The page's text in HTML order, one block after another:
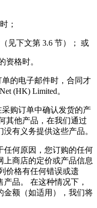
；
见下文第 3.6 节）； 或
资格时。
的电子邮件时，合同才
(HK) Limited。
购订单中确认发货的产
其他产品，在我们通过
有义务提供这些产品。
任何原因，您订购的任何
上商店的定价或产品信息
价格有任何错误或遗
品。 在这种情况下，
金额（如适用），我们将